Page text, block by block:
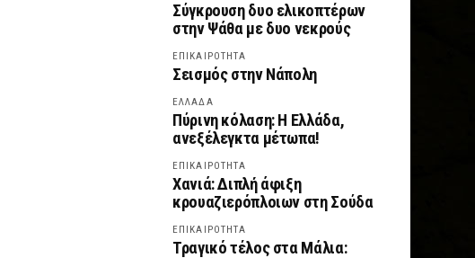
Σύγκρουση δυο ελικοπτέρων
στην Ψάθα με δυο νεκρούς
ΕΠΙΚΑΙΡΟΤΗΤΑ
Σεισμός στην Νάπολη
ΕΛΛΑΔΑ
Πύρινη κόλαση: Η Ελλάδα,
ανεξέλεγκτα μέτωπα!
ΕΠΙΚΑΙΡΟΤΗΤΑ
Χανιά: Διπλή άφιξη
κρουαζιερόπλοιων στη Σούδα
ΕΠΙΚΑΙΡΟΤΗΤΑ
Τραγικό τέλος στα Μάλια: